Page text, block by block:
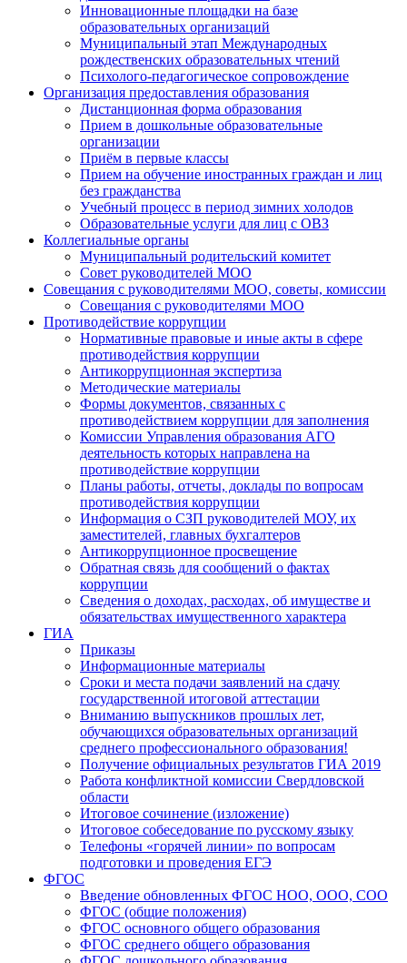
Инновационные площадки на базе
образовательных организаций
Муниципальный этап Международных
рождественских образовательных чтений
Психолого-педагогическое сопровождение
Организация предоставления образования
Дистанционная форма образования
Прием в дошкольные образовательные
организации
Приём в первые классы
Прием на обучение иностранных граждан и лиц
без гражданства
Учебный процесс в период зимних холодов
Образовательные услуги для лиц с ОВЗ
Коллегиальные органы
Муниципальный родительский комитет
Совет руководителей МОО
Совещания с руководителями МОО, советы, комиссии
Совещания с руководителями МОО
Противодействие коррупции
Нормативные правовые и иные акты в сфере
противодействия коррупции
Антикоррупционная экспертиза
Методические материалы
Формы документов, связанных с
противодействием коррупции для заполнения
Комиссии Управления образования АГО
деятельность которых направлена на
противодействие коррупции
Планы работы, отчеты, доклады по вопросам
противодействия коррупции
Информация о СЗП руководителей МОУ, их
заместителей, главных бухгалтеров
Антикоррупционное просвещение
Обратная связь для сообщений о фактах
коррупции
Сведения о доходах, расходах, об имуществе и
обязательствах имущественного характера
ГИА
Приказы
Информационные материалы
Сроки и места подачи заявлений на сдачу
государственной итоговой аттестации
Вниманию выпускников прошлых лет,
обучающихся образовательных организаций
среднего профессионального образования!
Получение официальных результатов ГИА 2019
Работа конфликтной комиссии Свердловской
области
Итоговое сочинение (изложение)
Итоговое собеседование по русскому языку
Телефоны «горячей линии» по вопросам
подготовки и проведения ЕГЭ
ФГОС
Введение обновленных ФГОС НОО, ООО, СОО
ФГОС (общие положения)
ФГОС основного общего образования
ФГОС среднего общего образования